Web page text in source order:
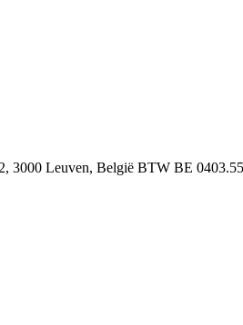
3000 Leuven, België BTW BE